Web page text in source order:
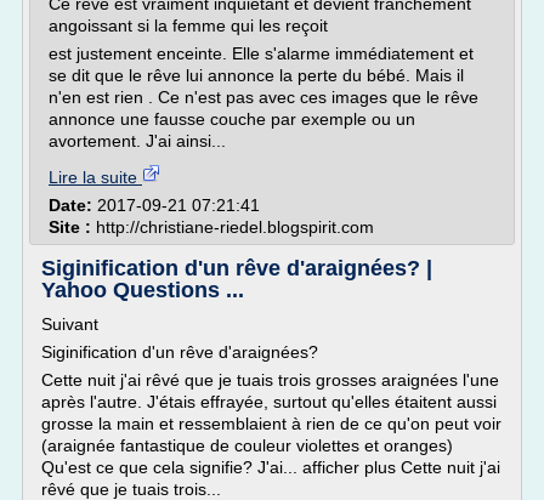
angoissant si la femme qui les reçoit
est justement enceinte. Elle s'alarme immédiatement et
se dit que le rêve lui annonce la perte du bébé. Mais il
n'en est rien . Ce n'est pas avec ces images que le rêve
annonce une fausse couche par exemple ou un
avortement. J'ai ainsi...
Lire la suite
Date: 2017-09-21 07:21:41
Site : http://christiane-riedel.blogspirit.com
Siginification d'un rêve d'araignées? |
Yahoo Questions ...
Suivant
Siginification d'un rêve d'araignées?
Cette nuit j'ai rêvé que je tuais trois grosses araignées l'une
après l'autre. J'étais effrayée, surtout qu'elles étaitent aussi
grosse la main et ressemblaient à rien de ce qu'on peut voir
(araignée fantastique de couleur violettes et oranges)
Qu'est ce que cela signifie? J'ai... afficher plus Cette nuit j'ai
rêvé que je tuais trois...